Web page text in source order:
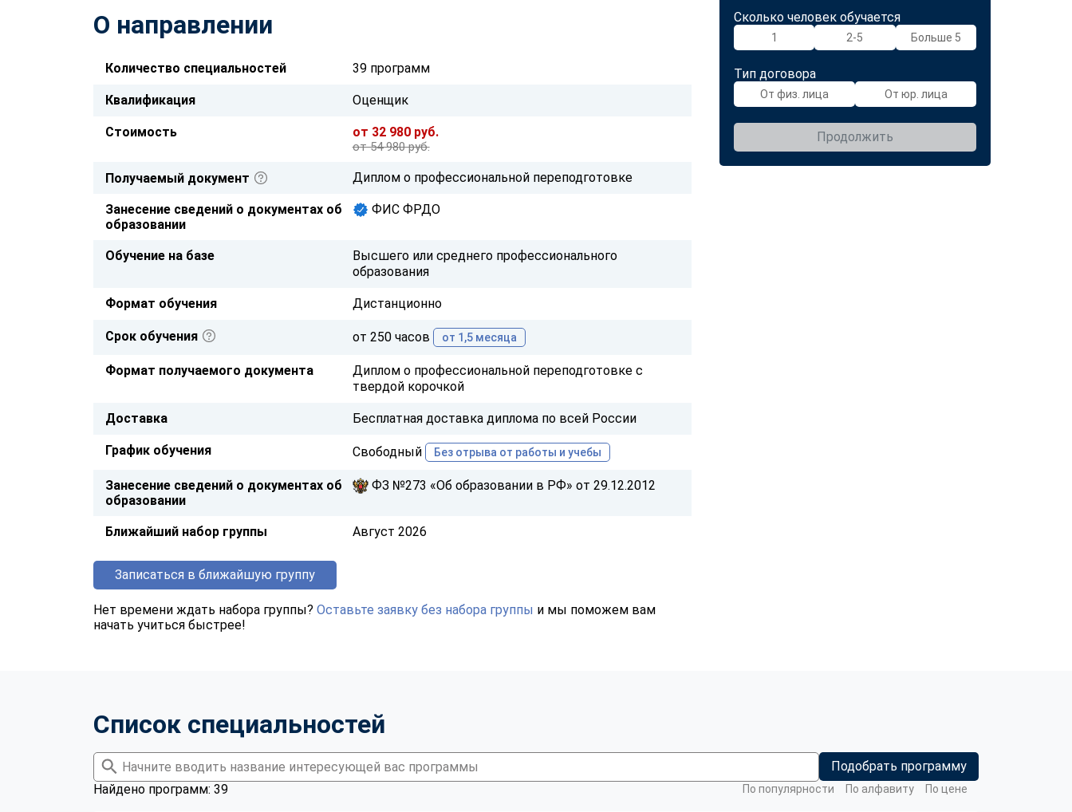
Сколько человек обучается
1 2-5 Больше 5
Тип договора
От физ. лица От юр. лица
Продолжить
О направлении
Количество специальностей 39 программ
Квалификация Оценщик
Стоимость от 32 980 руб.
от 54 980 руб.
Получаемый документ Диплом о профессиональной переподготовке
Занесение сведений о документах об
образовании
ФИС ФРДО
Обучение на базе
Высшего или среднего профессионального
образования
Формат обучения Дистанционно
Срок обучения от 250 часов от 1,5 месяца
Формат получаемого документа
Диплом о профессиональной переподготовке с
твердой корочкой
Доставка Бесплатная доставка диплома по всей России
График обучения Свободный Без отрыва от работы и учебы
Занесение сведений о документах об
образовании
ФЗ №273 «Об образовании в РФ» от 29.12.2012
Ближайший набор группы Август 2026
Записаться в ближайшую группу
Нет времени ждать набора группы? Оставьте заявку без набора группы и мы поможем вам
начать учиться быстрее!
Список специальностей
Подобрать программу
Найдено программ: 39
По популярности По алфавиту По цене